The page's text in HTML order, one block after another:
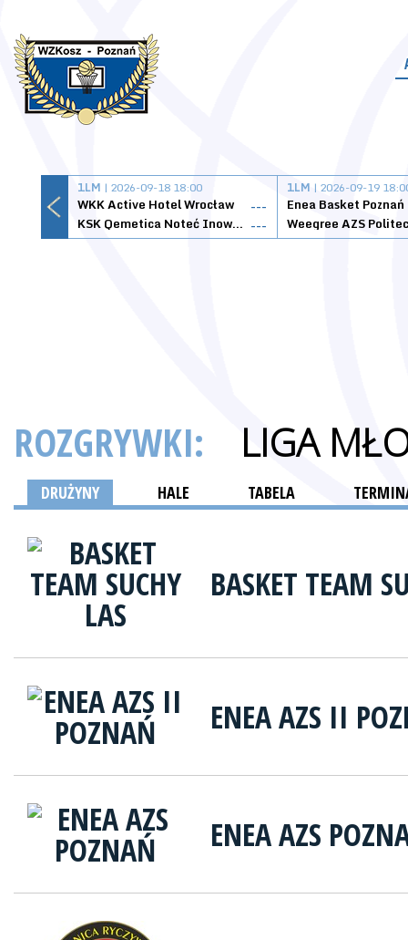
1LM | 2026-09-18 18:00
WKK Active Hotel Wrocław
---
KSK Qemetica Noteć Inowrocław ---
1LM | 2026-09-19
Enea Basket Poznań
ROZGRYWKI: LIGA
DRUŻYNY HALE TABELA
BASKET TEAM
ENEA AZS II
ENEA AZS